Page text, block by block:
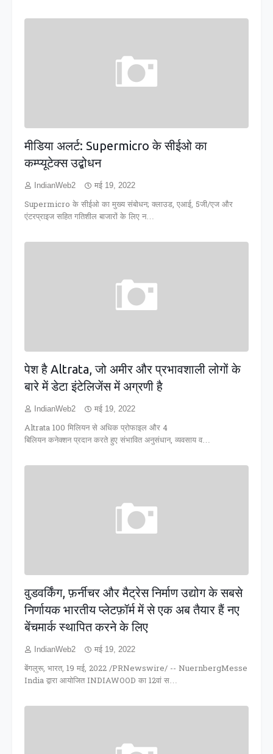
मीडिया अलर्ट: Supermicro के सीईओ का
कम्प्यूटेक्स उद्बोधन
IndianWeb2 मई 19, 2022
Supermicro के सीईओ का मुख्‍य संबोधन; क्लाउड, एआई, 5जी/एज और
एंटरप्राइज सहित गतिशील बाजारों के लिए न…
पेश है Altrata, जो अमीर और प्रभावशाली लोगों के
बारे में डेटा इंटेलिजेंस में अग्रणी है
IndianWeb2 मई 19, 2022
Altrata 100 मिलियन से अधिक प्रोफाइल और 4
बिलियन कनेक्शन प्रदान करते हुए संभावित अनुसंधान, व्यवसाय व…
वुडवर्किंग, फ़र्नीचर और मैट्रेस निर्माण उद्योग के सबसे
निर्णायक भारतीय प्लेटफ़ॉर्म में से एक अब तैयार हैं नए
बेंचमार्क स्थापित करने के लिए
IndianWeb2 मई 19, 2022
बेंगलुरू, भारत, 19 मई, 2022 /PRNewswire/ -- NuernbergMesse
India द्वारा आयोजित INDIAWOOD का 12वां स…